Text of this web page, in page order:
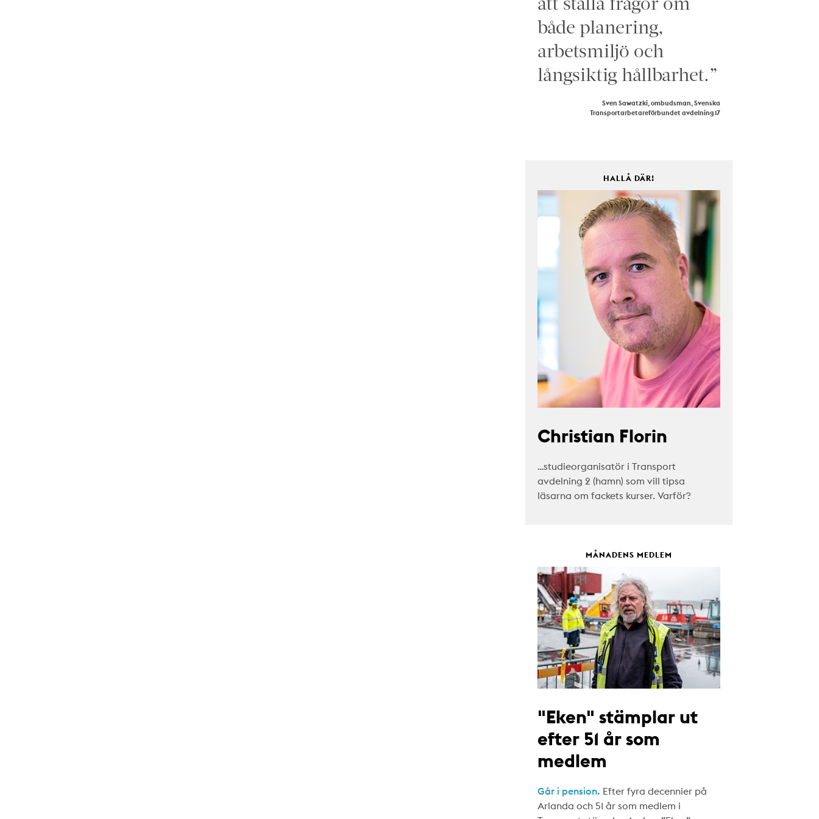
både planering,
arbetsmiljö och
långsiktig hållbarhet.”
Sven Sawatzki, ombudsman, Svenska
Transportarbetareförbundet avdelning 17
HALLÅ DÄR!
Christian Florin
…studieorganisatör i Transport
avdelning 2 (hamn) som vill tipsa
läsarna om fackets kurser. Varför?
MÅNADENS MEDLEM
"Eken" stämplar ut
efter 51 år som
medlem
Går i pension. Efter fyra decennier på
Arlanda och 51 år som medlem i